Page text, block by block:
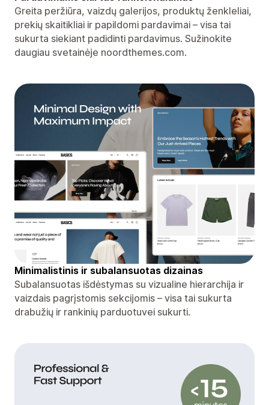
Greita peržiūra, vaizdų galerijos, produktų ženkleliai,
prekių skaitikliai ir papildomi pardavimai – visa tai
sukurta siekiant padidinti pardavimus. Sužinokite
daugiau svetainėje noordthemes.com.
Minimalistinis ir subalansuotas dizainas
Subalansuotas išdėstymas su vizualine hierarchija ir
vaizdais pagrįstomis sekcijomis – visa tai sukurta
drabužių ir rankinių parduotuvei sukurti.